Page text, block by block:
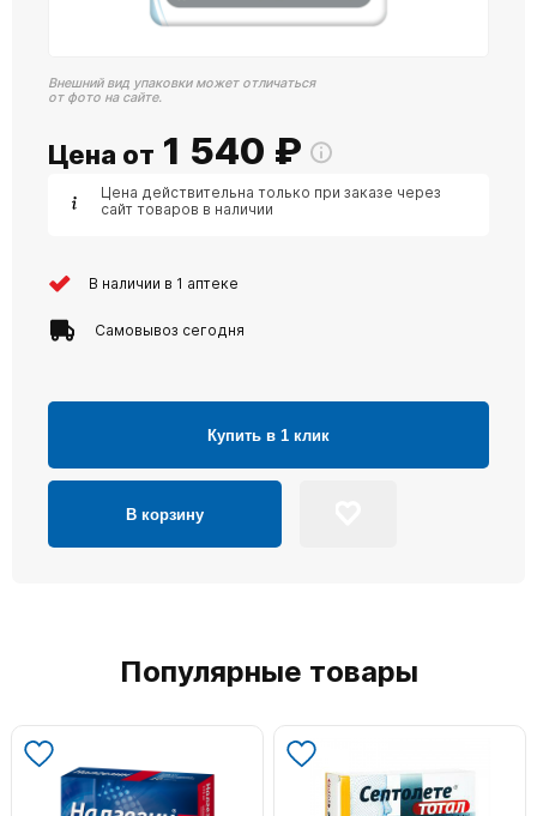
Внешний вид упаковки может отличаться
от фото на сайте.
Цена от 1 540 ₽
Цена действительна только при заказе через
сайт товаров в наличии
В наличии в 1 аптеке
Самовывоз сегодня
Купить в 1 клик
В корзину
Популярные товары